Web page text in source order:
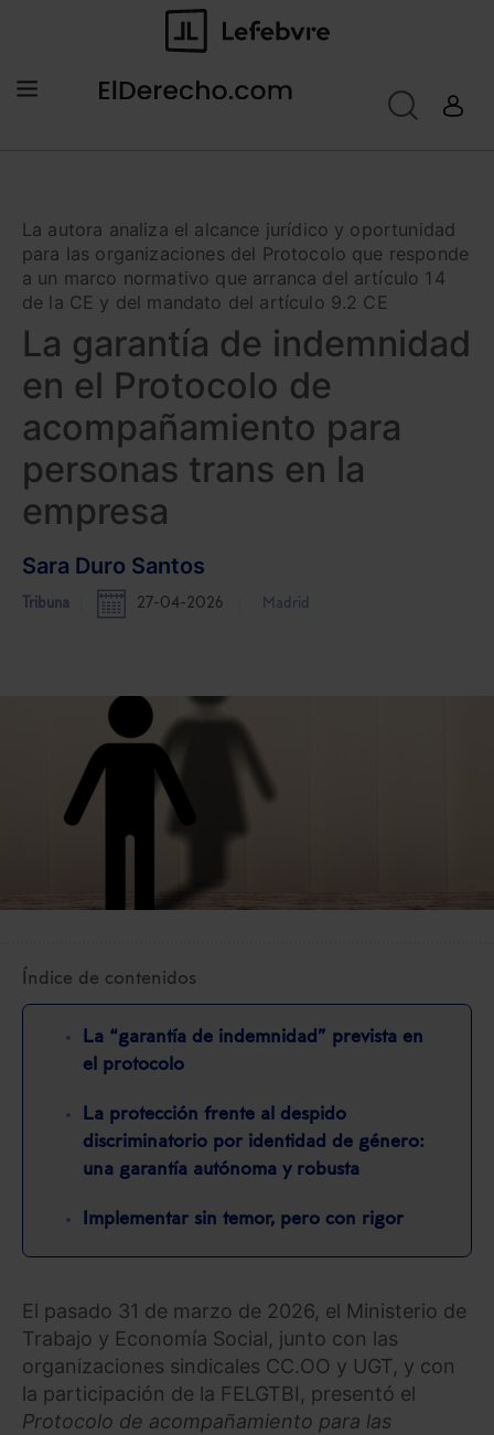
La autora analiza el alcance jurídico y oportunidad
para las organizaciones del Protocolo que responde
a un marco normativo que arranca del artículo 14
de la CE y del mandato del artículo 9.2 CE
La garantía de indemnidad
en el Protocolo de
acompañamiento para
personas trans en la
empresa
Sara Duro Santos
Tribuna 27-04-2026 Madrid
Índice de contenidos
La “garantía de indemnidad” prevista en
el protocolo
La protección frente al despido
discriminatorio por identidad de género:
una garantía autónoma y robusta
Implementar sin temor, pero con rigor
El pasado 31 de marzo de 2026, el Ministerio de
Trabajo y Economía Social, junto con las
organizaciones sindicales CC.OO y UGT, y con
la participación de la FELGTBI, presentó el
Protocolo de acompañamiento para las